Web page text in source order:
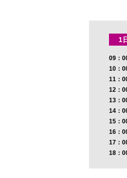
1
09：
10：
11：
12：
13：
14：
15：
16：
17：
18：